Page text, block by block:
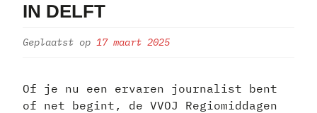
IN DELFT
Geplaatst op 17 maart 2025
Of je nu een ervaren journalist bent
of net begint, de VVOJ Regiomiddagen